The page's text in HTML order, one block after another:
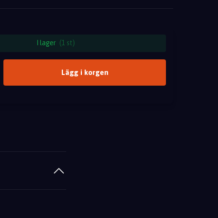
I lager (1 st)
Lägg i korgen